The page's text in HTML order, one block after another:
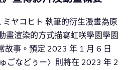
ミヤコヒト 執筆的衍生漫畫為原
畫渲染的方式描寫虹咲學園學園
故事。預定 2023 年 1 月 6 日
ごなどぅー〉則將在 2023 年 2